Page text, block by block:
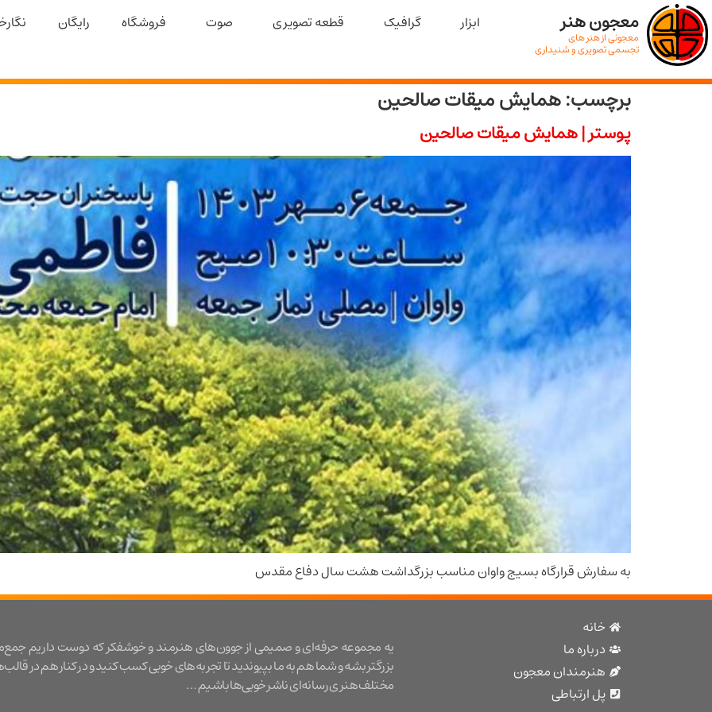
معجون هنر
معجونی از هنر های
تجسمی تصویری و شنیداری
ابزار گرافیک قطعه تصویری صوت فروشگاه رایگان
برچسب:همایش میقات صالحین
پوستر | همایش میقات صالحین
به سفارش قرارگاه بسیج واوان مناسب بزرگداشت هشت سال دفاع مقدس
خانه
درباره ما
هنرمندان معجون
پل ارتباطی
یه مجموعه حرفه‌ای و صمیمی از جوون‌های هنرمند و خوشفکر که دوست داریم
بزرگتر بشه و شما هم به ما بپیوندید تا تجربه‌های خوبی کسب کنید و در کنار هم در
مختلف هنری رسانه‌ای ناشر خوبی‌ها باشیم …